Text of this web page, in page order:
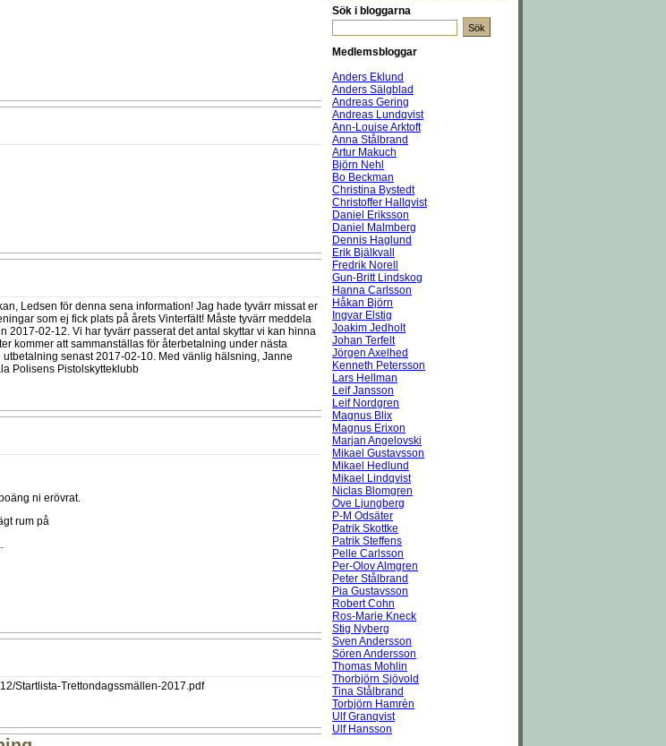
Ledsen för denna sena information! Jag hade tyvärr missat er
som ej fick plats på årets Vinterfält! Måste tyvärr meddela
2017-02-12. Vi har tyvärr passerat det antal skyttar vi kan hinna
kommer att sammanställas för återbetalning under nästa
senast 2017-02-10. Med vänlig hälsning, Janne
Polisens Pistolskytteklubb
ni erövrat.
rum på
Startlista-Trettondagssmällen-2017.pdf
Sök i bloggarna
Medlemsbloggar
Anders Eklund
Anders Sälgblad
Andreas Gering
Andreas Lundqvist
Ann-Louise Arktoft
Anna Stålbrand
Artur Makuch
Björn Nehl
Bo Beckman
Christina Bystedt
Christoffer Hallqvist
Daniel Eriksson
Daniel Malmberg
Dennis Haglund
Erik Bjälkvall
Fredrik Norell
Gun-Britt Lindskog
Hanna Carlsson
Håkan Björn
Ingvar Elstig
Joakim Jedholt
Johan Terfelt
Jörgen Axelhed
Kenneth Petersson
Lars Hellman
Leif Jansson
Leif Nordgren
Magnus Blix
Magnus Erixon
Marjan Angelovski
Mikael Gustavsson
Mikael Hedlund
Mikael Lindqvist
Niclas Blomgren
Ove Ljungberg
P-M Odsäter
Patrik Skottke
Patrik Steffens
Pelle Carlsson
Per-Olov Almgren
Peter Stålbrand
Pia Gustavsson
Robert Cohn
Ros-Marie Kneck
Stig Nyberg
Sven Andersson
Sören Andersson
Thomas Mohlin
Thorbjörn Sjövold
Tina Stålbrand
Torbjörn Hamrèn
Ulf Granqvist
Ulf Hansson